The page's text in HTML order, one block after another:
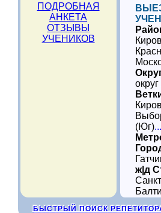
ПОДРОБНАЯ
АНКЕТА
ОТЗЫВЫ
УЧЕНИКОВ
(Юг)...
ж|д
БЫСТРЫЙ ПОИСК